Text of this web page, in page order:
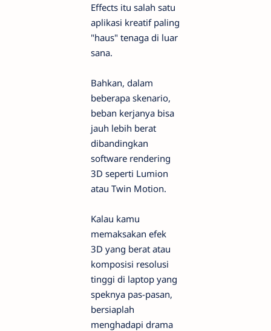
Effects itu salah satu
aplikasi kreatif paling
"haus" tenaga di luar
sana.
Bahkan, dalam
beberapa skenario,
beban kerjanya bisa
jauh lebih berat
dibandingkan
software rendering
3D seperti Lumion
atau Twin Motion.
Kalau kamu
memaksakan efek
3D yang berat atau
komposisi resolusi
tinggi di laptop yang
speknya pas-pasan,
bersiaplah
menghadapi drama